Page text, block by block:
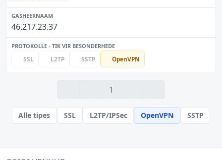
46.217.23.37
SSL L2TP SSTP OpenVPN
1
Alle tipes SSL L2TP/IPSec OpenVPN SSTP